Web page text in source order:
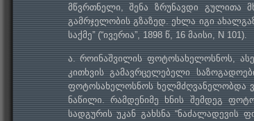
მწვრთნელი, შენა ზრუნავდი გულითა
გამრჯელობის გზაზედ. ეხლა იგი
საქმე” (“ივერია”, 1898 წ, 16 მაისი, N 101).
ა. როინაშვილის ფოტოსახელოსნოს,
კითხვის გამავრცელებელი
ფოტოსახელოსნოს ხელმძღვანელობდა
ნაწილი. რამდენიმე ხნის შემდეგ
სადგურის უკან გახსნა